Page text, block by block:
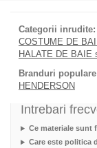
Categorii inrudite:
COSTUME DE
HALATE DE BAIE
Branduri
HENDERSON
Intrebari
Ce materiale sunt
Care este politica